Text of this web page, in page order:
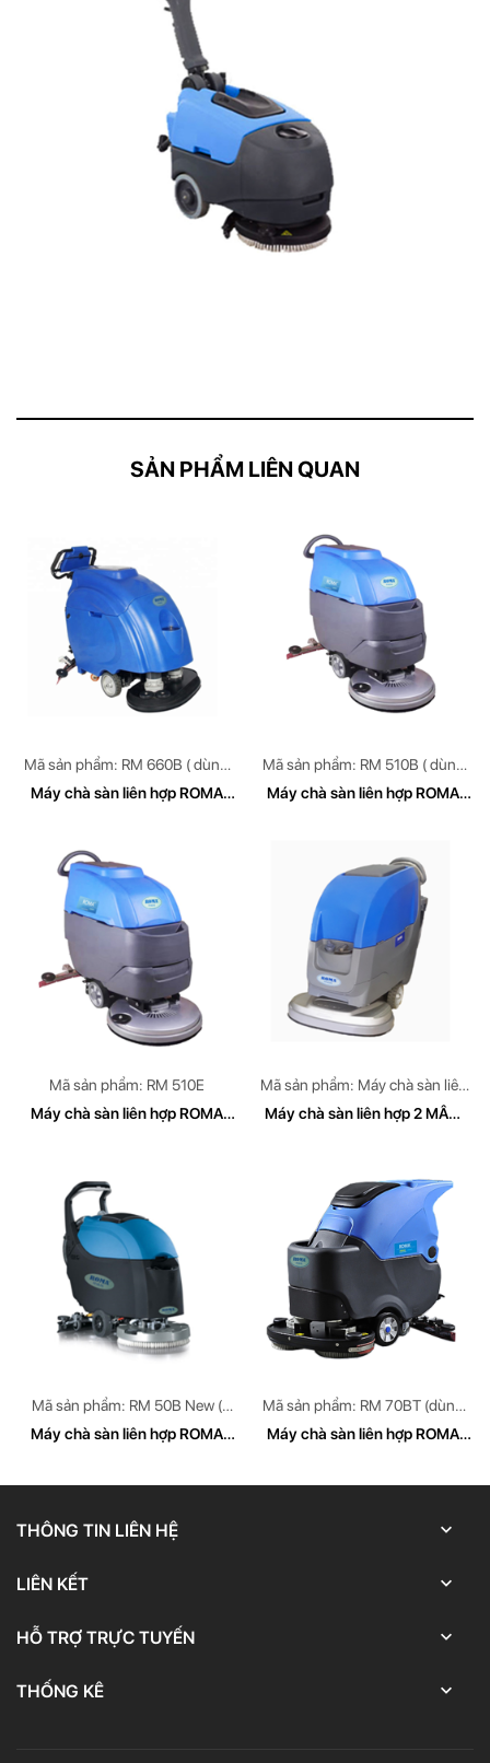
SẢN PHẨM LIÊN QUAN
Mã sản phẩm: RM 660B ( dùng
bình Accquy)
Máy chà sàn liên hợp ROMA
Mã sản phẩm: RM 510B ( dùng
bình Accquy)
Máy chà sàn liên hợp ROMA
Mã sản phẩm: RM 510E
Máy chà sàn liên hợp ROMA
Mã sản phẩm: Máy chà sàn liên
hợp 2 MÂM ROMA
Máy chà sàn liên hợp 2 MÂM
Mã sản phẩm: RM 50B New (
dùng bình Accquy)
Máy chà sàn liên hợp ROMA
Mã sản phẩm: RM 70BT (dùng
bình Accquy)
Máy chà sàn liên hợp ROMA
THÔNG TIN LIÊN HỆ
LIÊN KẾT
HỖ TRỢ TRỰC TUYẾN
THỐNG KÊ